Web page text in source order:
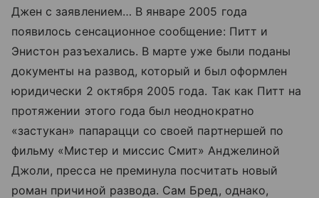
Джен с заявлением… В январе 2005 года
появилось сенсационное сообщение: Питт и
Энистон разъехались. В марте уже были поданы
документы на развод, который и был оформлен
юридически 2 октября 2005 года. Так как Питт на
протяжении этого года был неоднократно
«застукан» папарацци со своей партнершей по
фильму «Мистер и миссис Смит» Анджелиной
Джоли, пресса не преминула посчитать новый
роман причиной развода. Сам Бред, однако,